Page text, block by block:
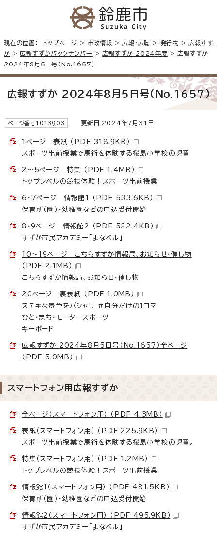
現在の位置： トップページ > 市政情報 >広報・広聴 > 発行物 >広報すず
か >広報すずかバックナンバー >広報すずか 2024年度 > 広報すずか
2024年8月5日号(No.1657)
広報すずか 2024年8月5日号(No.1657)
ページ番号1013903 更新日 2024年7月31日
1ページ 表紙 （PDF 318.9KB）
スポーツ出前授業で馬術を体験する桜島小学校の児童
2～5ページ 特集 （PDF 1.4MB）
トップレベルの競技体験！スポーツ出前授業
6・7ページ 情報館1 （PDF 533.6KB）
保育所（園）・幼稚園などの申込受付開始
8・9ページ 情報館2 （PDF 522.4KB）
すずか市民アカデミー「まなベル」
10～19ページ こちらすずか情報局、お知らせ・催し物
（PDF 2.1MB）
こちらすずか情報局、お知らせ・催し物
20ページ 裏表紙 （PDF 1.0MB）
ステキな景色をパシャリ ＃自分だけの1コマ
ひと・まち・モータースポーツ
キーボード
広報すずか 2024年8月5日号（No.1657）全ページ
（PDF 5.0MB）
スマートフォン用広報すずか
全ページ（スマートフォン用） （PDF 4.3MB）
表紙（スマートフォン用） （PDF 225.9KB）
スポーツ出前授業で馬術を体験する桜島小学校の児童。
特集（スマートフォン用） （PDF 1.2MB）
トップレベルの競技体験！スポーツ出前授業
情報館1（スマートフォン用） （PDF 481.5KB）
保育所（園）・幼稚園などの申込受付開始
情報館2（スマートフォン用） （PDF 495.9KB）
すずか市民アカデミー「まなベル」